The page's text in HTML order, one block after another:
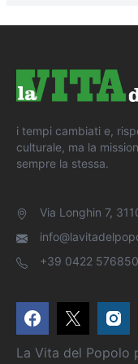
i tempi cambiati e,
culturale, ma la
sempre la stessa.
Via Longhin 7,
+39 0422 576850
La Vita del Popolo